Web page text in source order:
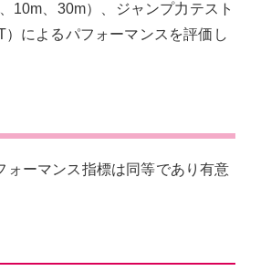
10m、30m）、ジャンプ力テスト
によるパフォーマンスを評価し
ーマンス指標は同等であり有意